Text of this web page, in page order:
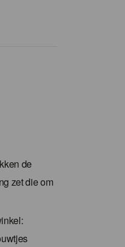
de
zet die om